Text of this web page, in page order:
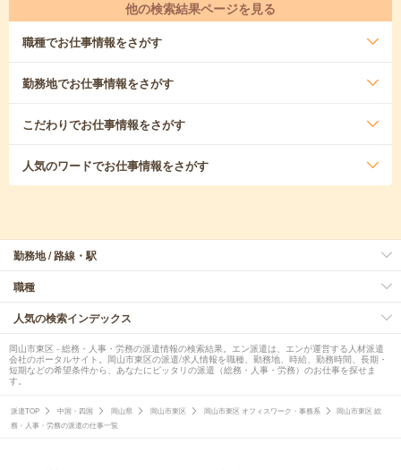
他の検索結果ページを見る
職種でお仕事情報をさがす
勤務地でお仕事情報をさがす
こだわりでお仕事情報をさがす
人気のワードでお仕事情報をさがす
勤務地 / 路線・駅
職種
人気の検索インデックス
岡山市東区 - 総務・人事・労務の派遣情報の検索結果。エン派遣は、エンが運営する人材派遣
会社のポータルサイト。岡山市東区の派遣/求人情報を職種、勤務地、時給、勤務時間、長期・
短期などの希望条件から、あなたにピッタリの派遣（総務・人事・労務）のお仕事を探せま
す。
派遣TOP 中国・四国 岡山県 岡山市東区 岡山市東区 オフィスワーク・事務系
岡山市東区 総
務・人事・労務の派遣の仕事一覧